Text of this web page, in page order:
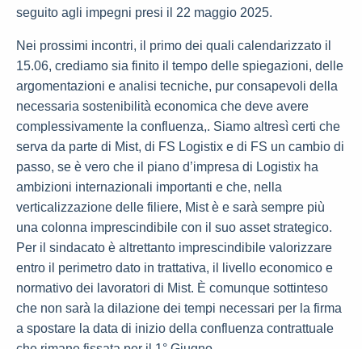
seguito agli impegni presi il 22 maggio 2025.
Nei prossimi incontri, il primo dei quali calendarizzato il
15.06, crediamo sia finito il tempo delle spiegazioni, delle
argomentazioni e analisi tecniche, pur consapevoli della
necessaria sostenibilità economica che deve avere
complessivamente la confluenza,. Siamo altresì certi che
serva da parte di Mist, di FS Logistix e di FS un cambio di
passo, se è vero che il piano d’impresa di Logistix ha
ambizioni internazionali importanti e che, nella
verticalizzazione delle filiere, Mist è e sarà sempre più
una colonna imprescindibile con il suo asset strategico.
Per il sindacato è altrettanto imprescindibile valorizzare
entro il perimetro dato in trattativa, il livello economico e
normativo dei lavoratori di Mist. È comunque sottinteso
che non sarà la dilazione dei tempi necessari per la firma
a spostare la data di inizio della confluenza contrattuale